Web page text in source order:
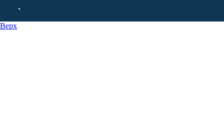
Верх